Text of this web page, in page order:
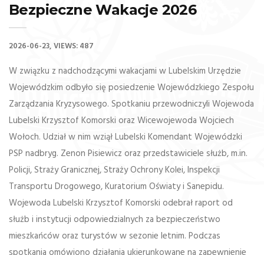
Bezpieczne Wakacje 2026
2026-06-23 VIEWS: 487
W związku z nadchodzącymi wakacjami w Lubelskim Urzędzie
Wojewódzkim odbyło się posiedzenie Wojewódzkiego Zespołu
Zarządzania Kryzysowego. Spotkaniu przewodniczyli Wojewoda
Lubelski Krzysztof Komorski oraz Wicewojewoda Wojciech
Wołoch. Udział w nim wziął Lubelski Komendant Wojewódzki
PSP nadbryg. Zenon Pisiewicz oraz przedstawiciele służb, m.in.
Policji, Straży Granicznej, Straży Ochrony Kolei, Inspekcji
Transportu Drogowego, Kuratorium Oświaty i Sanepidu.
Wojewoda Lubelski Krzysztof Komorski odebrał raport od
służb i instytucji odpowiedzialnych za bezpieczeństwo
mieszkańców oraz turystów w sezonie letnim. Podczas